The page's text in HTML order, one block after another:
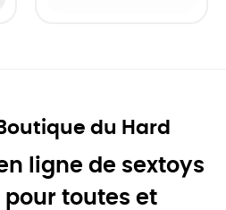
du Hard
ligne de sextoys
pour toutes et